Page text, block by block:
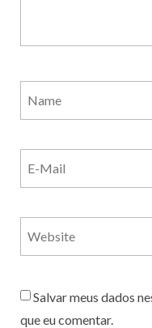
Salvar meus dados
que eu comentar.